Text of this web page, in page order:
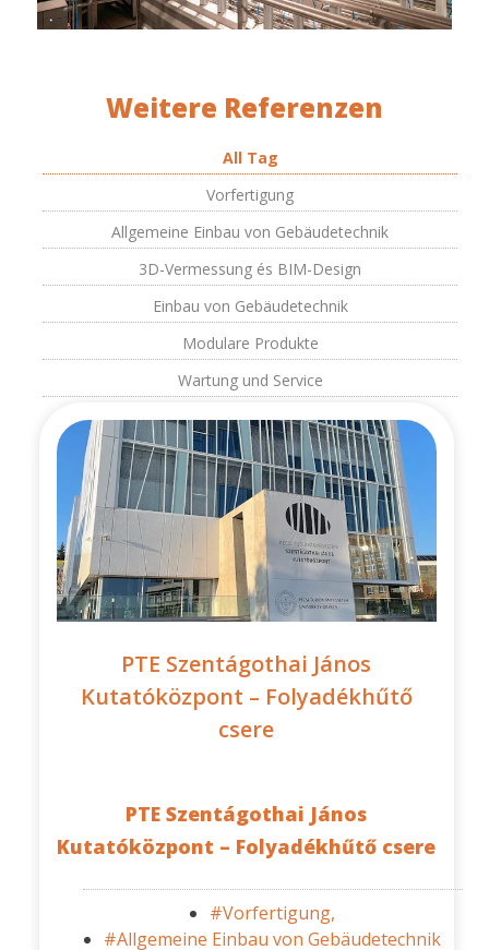
Weitere Referenzen
All Tag
Vorfertigung
Allgemeine Einbau von Gebäudetechnik
3D-Vermessung és BIM-Design
Einbau von Gebäudetechnik
Modulare Produkte
Wartung und Service
PTE Szentágothai János
Kutatóközpont – Folyadékhűtő
csere
PTE Szentágothai János
Kutatóközpont – Folyadékhűtő csere
#Vorfertigung,
#Allgemeine Einbau von Gebäudetechnik